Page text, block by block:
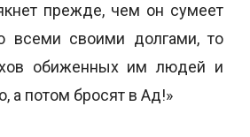
прежде, чем он сумеет
всеми своими долгами, то
обиженных им людей и
а потом бросят в Ад!»